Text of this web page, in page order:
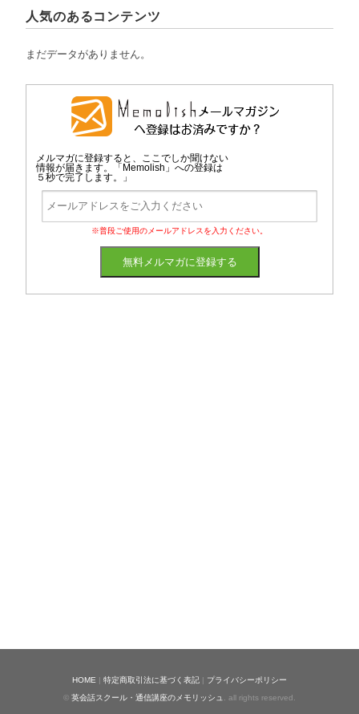
人気のあるコンテンツ
まだデータがありません。
メルマガに登録すると、ここでしか聞けない
情報が届きます。「Memolish」への登録は
５秒で完了します。」
※普段ご使用のメールアドレスを入力ください。
HOME | 特定商取引法に基づく表記 | プライバシーポリシー
© 英会話スクール・通信講座のメモリッシュ . all rights reserved.